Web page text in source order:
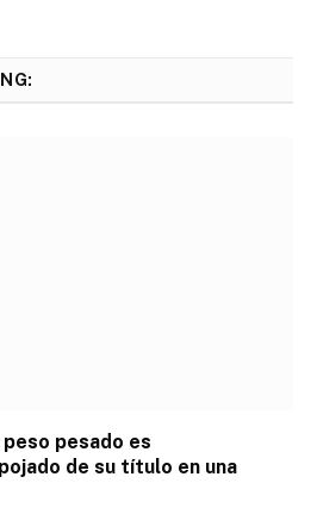
pesado es
de su título en una